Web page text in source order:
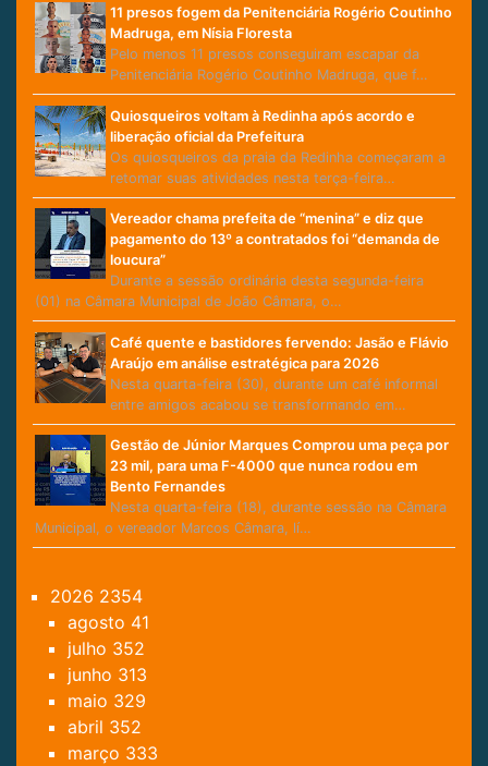
11 presos fogem da Penitenciária Rogério Coutinho
Madruga, em Nísia Floresta
Pelo menos 11 presos conseguiram escapar da
Penitenciária Rogério Coutinho Madruga, que f…
Quiosqueiros voltam à Redinha após acordo e
liberação oficial da Prefeitura
Os quiosqueiros da praia da Redinha começaram a
retomar suas atividades nesta terça-feira…
Vereador chama prefeita de “menina” e diz que
pagamento do 13º a contratados foi “demanda de
loucura”
Durante a sessão ordinária desta segunda-feira
(01) na Câmara Municipal de João Câmara, o…
Café quente e bastidores fervendo: Jasão e Flávio
Araújo em análise estratégica para 2026
Nesta quarta-feira (30), durante um café informal
entre amigos acabou se transformando em…
Gestão de Júnior Marques Comprou uma peça por
23 mil, para uma F-4000 que nunca rodou em
Bento Fernandes
Nesta quarta-feira (18), durante sessão na Câmara
Municipal, o vereador Marcos Câmara, lí…
2026 2354
agosto 41
julho 352
junho 313
maio 329
abril 352
março 333